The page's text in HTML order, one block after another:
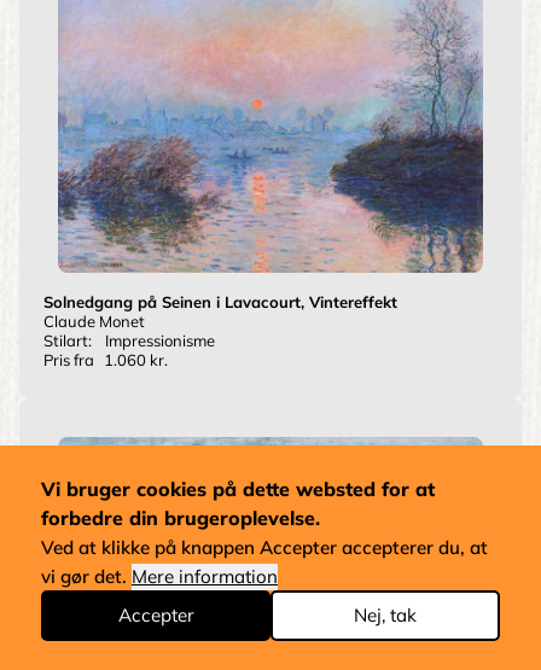
Solnedgang på Seinen i Lavacourt, Vintereffekt
Claude Monet
Stilart:
Impressionisme
Pris fra
1.060 kr.
Vi bruger cookies på dette websted for at
forbedre din brugeroplevelse.
Ved at klikke på knappen Accepter accepterer du, at
vi gør det. Mere information
Accepter
Nej, tak